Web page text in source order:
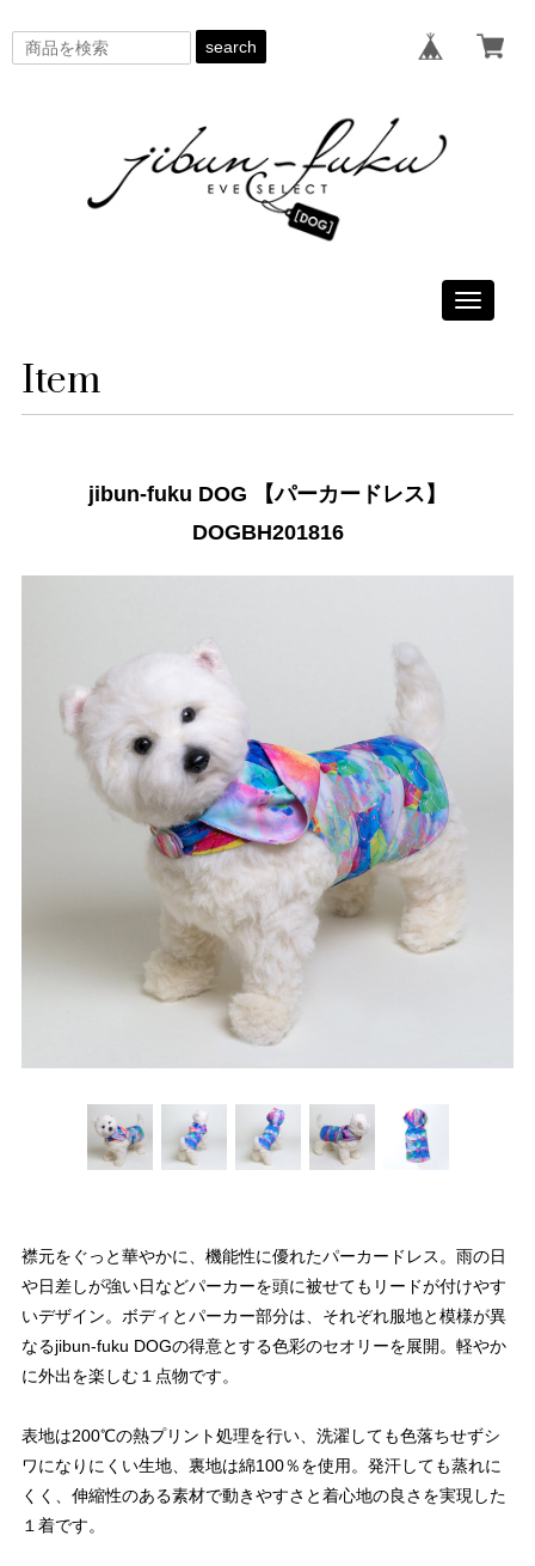
search
Toggle
Item
jibun-fuku DOG 【パーカードレス】
DOGBH201816
襟元をぐっと華やかに、機能性に優れたパーカードレス。雨の日
や日差しが強い日などパーカーを頭に被せてもリードが付けやす
いデザイン。ボディとパーカー部分は、それぞれ服地と模様が異
なるjibun-fuku DOGの得意とする色彩のセオリーを展開。軽やか
に外出を楽しむ１点物です。
表地は200℃の熱プリント処理を行い、洗濯しても色落ちせずシ
ワになりにくい生地、裏地は綿100％を使用。発汗しても蒸れに
くく、伸縮性のある素材で動きやすさと着心地の良さを実現した
１着です。